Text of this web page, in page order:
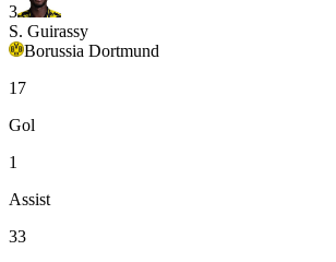
3
S. Guirassy
Borussia Dortmund
17
Gol
1
Assist
33